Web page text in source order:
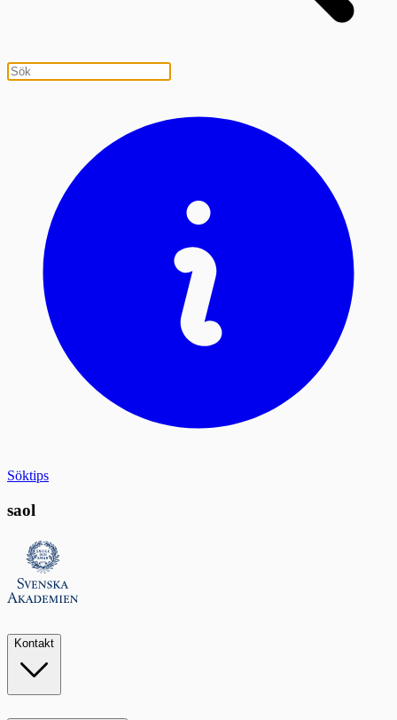
Söktips
saol
Kontakt